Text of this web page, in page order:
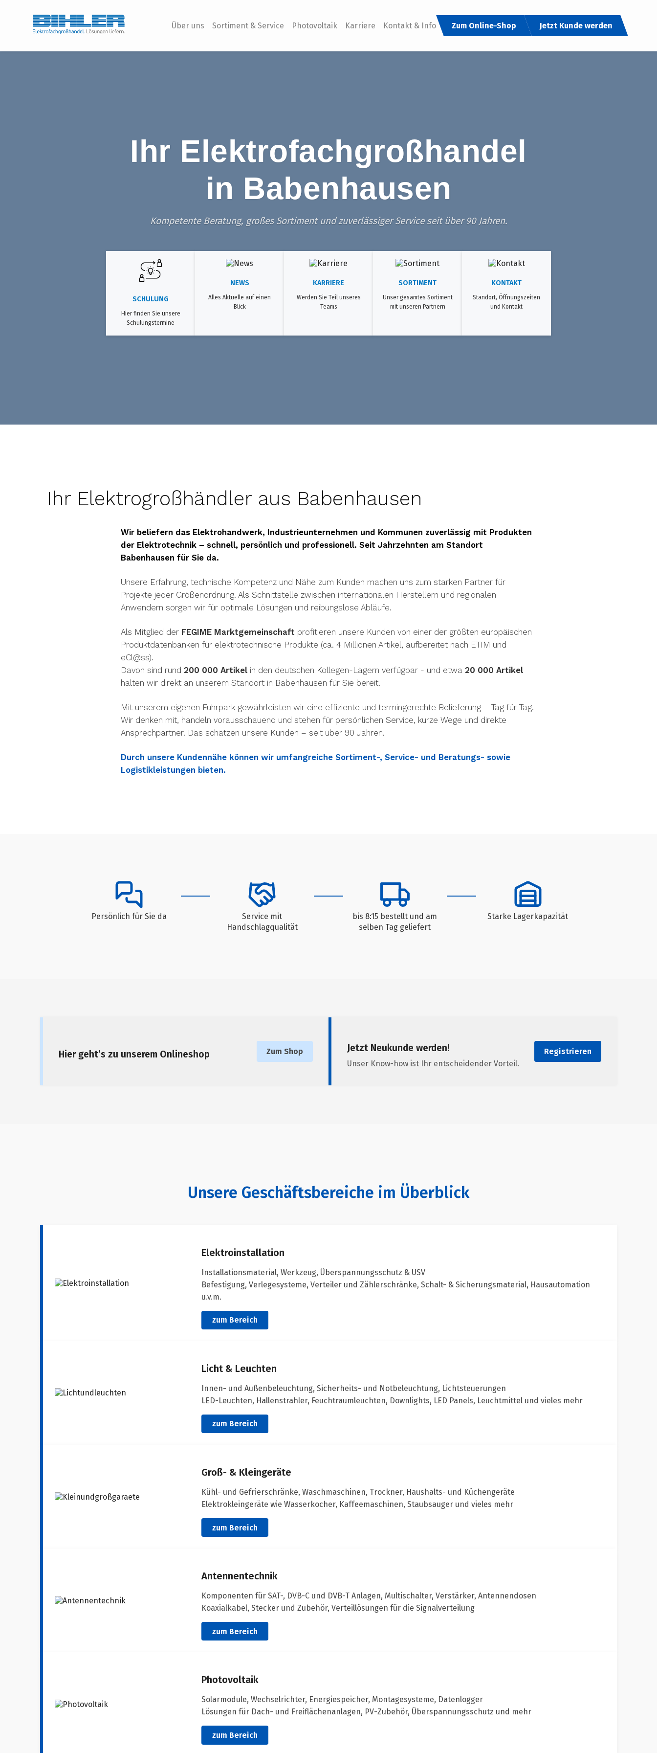
Über uns Sortiment & Service Photovoltaik Karriere Kontakt & Info Zum Online-Shop Jetzt Kunde werden
Ihr Elektrofachgroßhandel
in Babenhausen
Kompetente Beratung, großes Sortiment und zuverlässiger Service seit über 90 Jahren.
SCHULUNG
Hier finden Sie unsere
Schulungstermine
NEWS
Alles Aktuelle auf einen
Blick
KARRIERE
Werden Sie Teil unseres
Teams
SORTIMENT
Unser gesamtes Sortiment
mit unseren Partnern
KONTAKT
Standort, Öffnungszeiten
und Kontakt
Ihr Elektrogroßhändler aus Babenhausen
Wir beliefern das Elektrohandwerk, Industrieunternehmen und Kommunen zuverlässig mit Produkten
der Elektrotechnik – schnell, persönlich und professionell. Seit Jahrzehnten am Standort
Babenhausen für Sie da.
Unsere Erfahrung, technische Kompetenz und Nähe zum Kunden machen uns zum starken Partner für
Projekte jeder Größenordnung. Als Schnittstelle zwischen internationalen Herstellern und regionalen
Anwendern sorgen wir für optimale Lösungen und reibungslose Abläufe.
Als Mitglied der FEGIME Marktgemeinschaft profitieren unsere Kunden von einer der größten europäischen
Produktdatenbanken für elektrotechnische Produkte (ca. 4 Millionen Artikel, aufbereitet nach ETIM und
eCl@ss).
Davon sind rund 200 000 Artikel in den deutschen Kollegen-Lägern verfügbar - und etwa 20 000 Artikel
halten wir direkt an unserem Standort in Babenhausen für Sie bereit.
Mit unserem eigenen Fuhrpark gewährleisten wir eine effiziente und termingerechte Belieferung – Tag für Tag.
Wir denken mit, handeln vorausschauend und stehen für persönlichen Service, kurze Wege und direkte
Ansprechpartner. Das schätzen unsere Kunden – seit über 90 Jahren.
Durch unsere Kundennähe können wir umfangreiche Sortiment-, Service- und Beratungs- sowie
Logistikleistungen bieten.
Persönlich für Sie da
Service mit
Handschlagqualität
bis 8:15 bestellt und am
selben Tag geliefert
Starke Lagerkapazität
Hier geht’s zu unserem Onlineshop Zum Shop Jetzt Neukunde werden!
Unser Know-how ist Ihr entscheidender Vorteil.
Registrieren
Unsere Geschäftsbereiche im Überblick
Elektroinstallation
Installationsmaterial, Werkzeug, Überspannungsschutz & USV
Befestigung, Verlegesysteme, Verteiler und Zählerschränke, Schalt- & Sicherungsmaterial, Hausautomation
u.v.m.
zum Bereich
Licht & Leuchten
Innen- und Außenbeleuchtung, Sicherheits- und Notbeleuchtung, Lichtsteuerungen
LED-Leuchten, Hallenstrahler, Feuchtraumleuchten, Downlights, LED Panels, Leuchtmittel und vieles mehr
zum Bereich
Groß- & Kleingeräte
Kühl- und Gefrierschränke, Waschmaschinen, Trockner, Haushalts- und Küchengeräte
Elektrokleingeräte wie Wasserkocher, Kaffeemaschinen, Staubsauger und vieles mehr
zum Bereich
Antennentechnik
Komponenten für SAT-, DVB-C und DVB-T Anlagen, Multischalter, Verstärker, Antennendosen
Koaxialkabel, Stecker und Zubehör, Verteillösungen für die Signalverteilung
zum Bereich
Photovoltaik
Solarmodule, Wechselrichter, Energiespeicher, Montagesysteme, Datenlogger
Lösungen für Dach- und Freiflächenanlagen, PV-Zubehör, Überspannungsschutz und mehr
zum Bereich